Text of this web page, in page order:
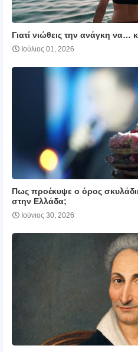
Γιατί νιώθεις την ανάγκη να…
Ιούλιος 01, 2026
Πως προέκυψε ο όρος
στην Ελλάδα;
Ιούνιος 30, 2026